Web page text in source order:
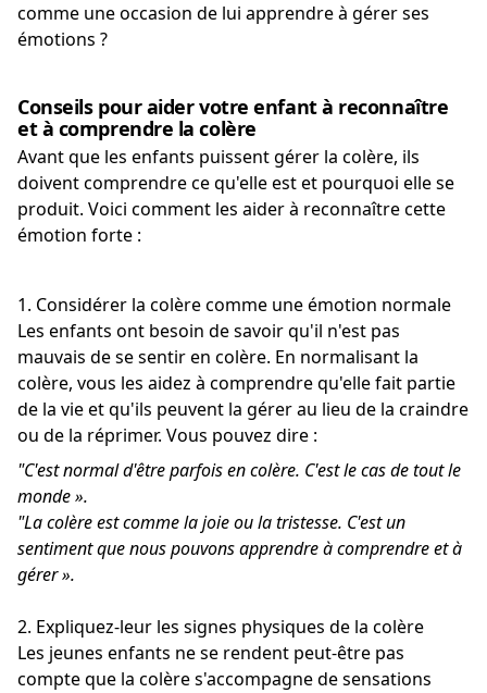
comme une occasion de lui apprendre à gérer ses
émotions ?
Conseils pour aider votre enfant à reconnaître
et à comprendre la colère
Avant que les enfants puissent gérer la colère, ils
doivent comprendre ce qu'elle est et pourquoi elle se
produit. Voici comment les aider à reconnaître cette
émotion forte :
1. Considérer la colère comme une émotion normale
Les enfants ont besoin de savoir qu'il n'est pas
mauvais de se sentir en colère. En normalisant la
colère, vous les aidez à comprendre qu'elle fait partie
de la vie et qu'ils peuvent la gérer au lieu de la craindre
ou de la réprimer. Vous pouvez dire :
"C'est normal d'être parfois en colère. C'est le cas de tout le
monde ».
"La colère est comme la joie ou la tristesse. C'est un
sentiment que nous pouvons apprendre à comprendre et à
gérer ».
2. Expliquez-leur les signes physiques de la colère
Les jeunes enfants ne se rendent peut-être pas
compte que la colère s'accompagne de sensations